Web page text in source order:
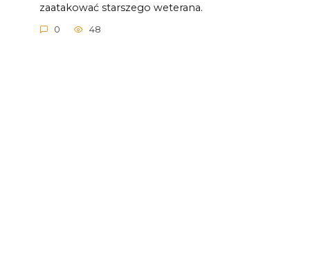
zaatakować starszego weterana.
0 48